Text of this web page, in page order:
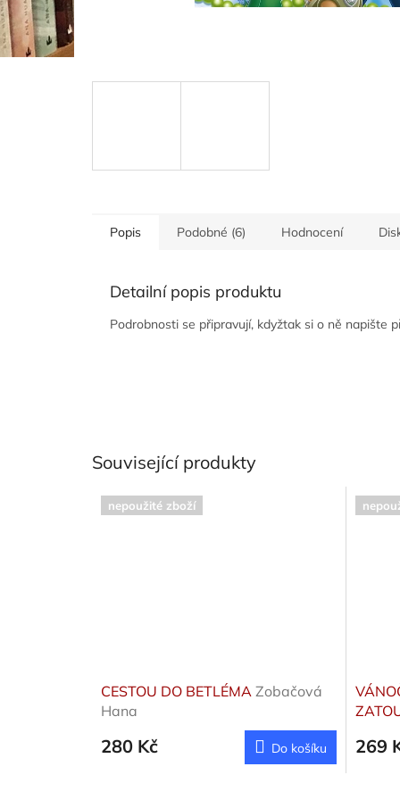
Popis Podobné (6) Hodnocení
Detailní popis produktu
Podrobnosti se připravují, kdyžtak si o ně napište
Související produkty
nepoužité zboží
CESTOU DO BETLÉMA Zobačová
Hana
280 Kč Do košíku 269